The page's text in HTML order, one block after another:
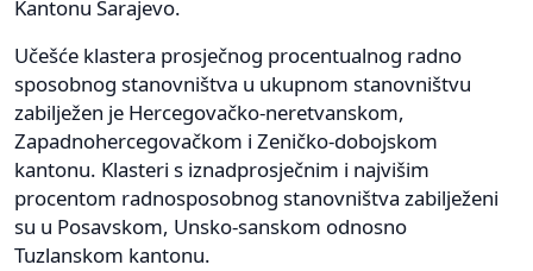
Kantonu Sarajevo.
Učešće klastera prosječnog procentualnog radno
sposobnog stanovništva u ukupnom stanovništvu
zabilježen je Hercegovačko-neretvanskom,
Zapadnohercegovačkom i Zeničko-dobojskom
kantonu. Klasteri s iznadprosječnim i najvišim
procentom radnosposobnog stanovništva zabilježeni
su u Posavskom, Unsko-sanskom odnosno
Tuzlanskom kantonu.